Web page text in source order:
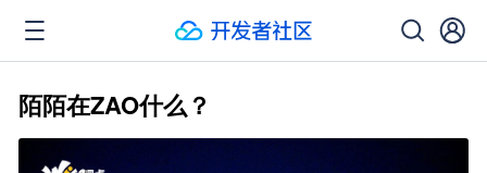
陌陌在ZAO什么？